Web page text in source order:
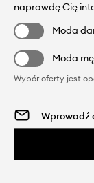
naprawdę Cię
Moda
Moda
Wybór oferty jest